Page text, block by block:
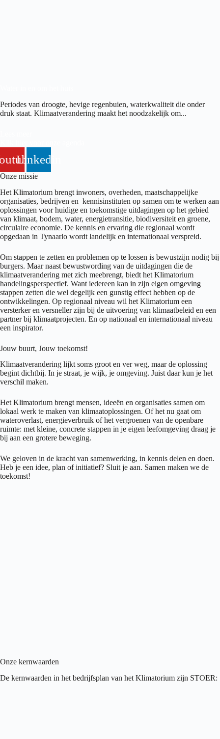
Periodes van droogte, hevige regenbuien, waterkwaliteit die onder
druk staat. Klimaatverandering maakt het noodzakelijk om...
Linkedin
Onze missie
Het Klimatorium brengt inwoners, overheden, maatschappelijke
organisaties, bedrijven en kennisinstituten op samen om te werken aan
oplossingen voor huidige en toekomstige uitdagingen op het gebied
van klimaat, bodem, water, energietransitie, biodiversiteit en groene,
circulaire economie. De kennis en ervaring die regionaal wordt
opgedaan in Tynaarlo wordt landelijk en internationaal verspreid.
Om stappen te zetten en problemen op te lossen is bewustzijn nodig bij
burgers. Maar naast bewustwording van de uitdagingen die de
klimaatverandering met zich meebrengt, biedt het Klimatorium
handelingsperspectief. Want iedereen kan in zijn eigen omgeving
stappen zetten die wel degelijk een gunstig effect hebben op de
ontwikkelingen. Op regionaal niveau wil het Klimatorium een
versterker en versneller zijn bij de uitvoering van klimaatbeleid en een
partner bij klimaatprojecten. En op nationaal en internationaal niveau
een inspirator.
Jouw buurt, Jouw toekomst!
Klimaatverandering lijkt soms groot en ver weg, maar de oplossing
begint dichtbij. In je straat, je wijk, je omgeving. Juist daar kun je het
verschil maken.
Het Klimatorium brengt mensen, ideeën en organisaties samen om
lokaal werk te maken van klimaatoplossingen. Of het nu gaat om
wateroverlast, energieverbruik of het vergroenen van de openbare
ruimte: met kleine, concrete stappen in je eigen leefomgeving draag je
bij aan een grotere beweging.
We geloven in de kracht van samenwerking, in kennis delen en doen.
Heb je een idee, plan of initiatief? Sluit je aan. Samen maken we de
toekomst!
Onze kernwaarden
De kernwaarden in het bedrijfsplan van het Klimatorium zijn STOER: